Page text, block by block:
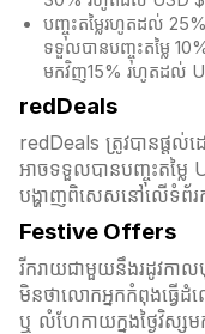
បញ្ចុះតម្លៃរហូតដល់
ទទួលបានបញ្ចុះតម្លៃ
មកវិញ15% រហូតដល់
redDeals
redDeals ត្រូវបានផ្ត
អាចទទួលបានបញ្ចុះតម្លៃ
បង្ហាញពិសេសនៅលើទំព័
Festive Offers
រីករាយជាមួយនឹងរដូវកា
មិនថាលោកអ្នកកំពុងធ្វើ
ឬ លំហែកាយក្នុងថ្ងៃវិស្ស